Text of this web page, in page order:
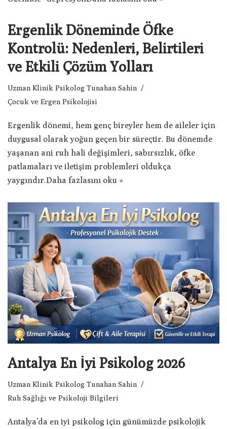
Ergenlik Döneminde Öfke
Kontrolü: Nedenleri, Belirtileri
ve Etkili Çözüm Yolları
Uzman Klinik Psikolog Tunahan Sahin
Çocuk ve Ergen Psikolojisi
Ergenlik dönemi, hem genç bireyler hem de aileler için
duygusal olarak yoğun geçen bir süreçtir. Bu dönemde
yaşanan ani ruh hali değişimleri, sabırsızlık, öfke
patlamaları ve iletişim problemleri oldukça
yaygındır.Daha fazlasını oku »
Antalya En İyi Psikolog 2026
Uzman Klinik Psikolog Tunahan Sahin
Ruh Sağlığı ve Psikoloji Bilgileri
Antalya’da en iyi psikolog için günümüzde psikolojik